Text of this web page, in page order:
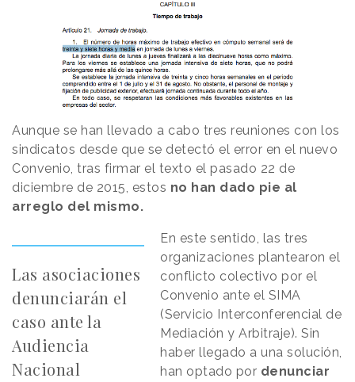
Aunque se han llevado a cabo tres reuniones con los
sindicatos desde que se detectó el error en el nuevo
Convenio, tras firmar el texto el pasado 22 de
diciembre de 2015, estos no han dado pie al
arreglo del mismo.
Las asociaciones
denunciarán el
caso ante la
Audiencia
Nacional
En este sentido, las tres
organizaciones plantearon el
conflicto colectivo por el
Convenio ante el SIMA
(Servicio Interconferencial de
Mediación y Arbitraje). Sin
haber llegado a una solución,
han optado por denunciar